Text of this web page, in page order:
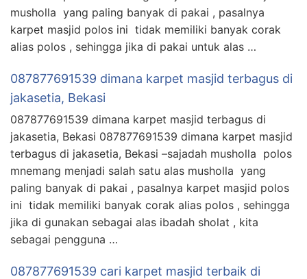
musholla yang paling banyak di pakai , pasalnya
karpet masjid polos ini tidak memiliki banyak corak
alias polos , sehingga jika di pakai untuk alas …
087877691539 dimana karpet masjid terbagus di
jakasetia, Bekasi
087877691539 dimana karpet masjid terbagus di
jakasetia, Bekasi 087877691539 dimana karpet masjid
terbagus di jakasetia, Bekasi –sajadah musholla polos
mnemang menjadi salah satu alas musholla yang
paling banyak di pakai , pasalnya karpet masjid polos
ini tidak memiliki banyak corak alias polos , sehingga
jika di gunakan sebagai alas ibadah sholat , kita
sebagai pengguna …
087877691539 cari karpet masjid terbaik di